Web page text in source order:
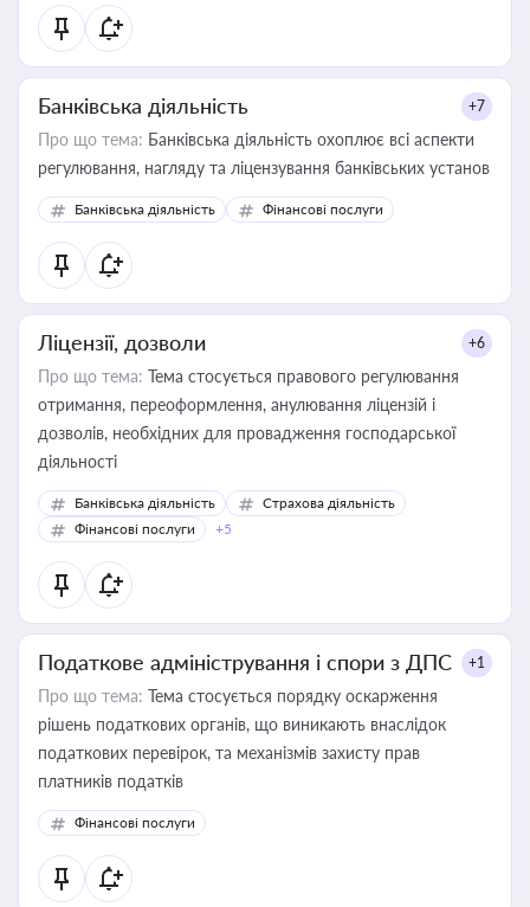
Банківська діяльність +7
Про що тема: Банківська діяльність охоплює всі аспекти
регулювання, нагляду та ліцензування банківських установ
Банківська діяльність Фінансові послуги
Ліцензії, дозволи +6
Про що тема: Тема стосується правового регулювання
отримання, переоформлення, анулювання ліцензій і
дозволів, необхідних для провадження господарської
діяльності
Банківська діяльність
Страхова діяльність
Фінансові послуги
+5
Податкове адміністрування і спори з ДПС +1
Про що тема: Тема стосується порядку оскарження
рішень податкових органів, що виникають внаслідок
податкових перевірок, та механізмів захисту прав
платників податків
Фінансові послуги